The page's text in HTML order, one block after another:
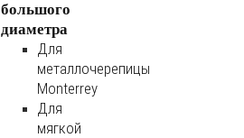
большого
диаметра
Для
металлочерепицы
Monterrey
Для
мягкой